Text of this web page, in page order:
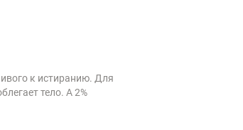
к истиранию. Для
тело. А 2%